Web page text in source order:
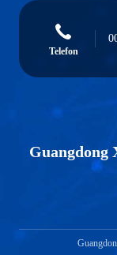
Telefon
Guangdong